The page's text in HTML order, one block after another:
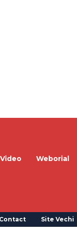
Video Weborial
Site Vechi